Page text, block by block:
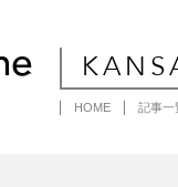
HOME 記事一